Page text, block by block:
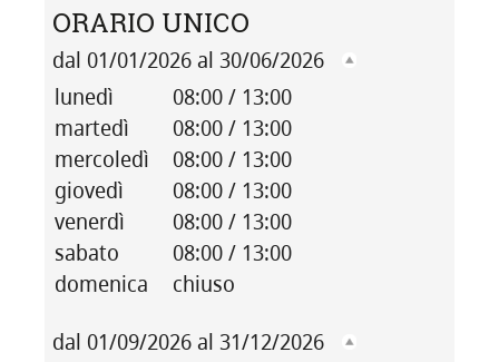
ORARIO UNICO
dal 01/01/2026 al 30/06/2026
lunedì
08:00 / 13:00
martedì
08:00 / 13:00
mercoledì
08:00 / 13:00
giovedì
08:00 / 13:00
venerdì
08:00 / 13:00
sabato
08:00 / 13:00
domenica
chiuso
dal 01/09/2026 al 31/12/2026